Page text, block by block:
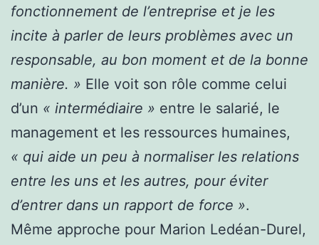
fonctionnement de l’entreprise et je les
incite à parler de leurs problèmes avec un
responsable, au bon moment et de la bonne
manière. » Elle voit son rôle comme celui
d’un « intermédiaire » entre le salarié, le
management et les ressources humaines,
« qui aide un peu à normaliser les relations
entre les uns et les autres, pour éviter
d’entrer dans un rapport de force ».
Même approche pour Marion Ledéan-Durel,